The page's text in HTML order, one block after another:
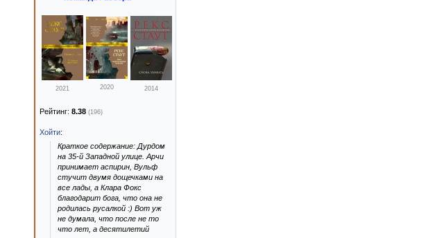
2021 2020 2014
Рейтинг: 8.38 (196)
Хойти:
Краткое содержание: Дурдом
на 35-й Западной улице. Арчи
принимает аспирин, Вульф
стучит двумя дощечками на
все лады, а Клара Фокс
благодарит бога, что она не
родилась русалкой :) Вот уж
не думала, что после не то
что лет, а десятилетий